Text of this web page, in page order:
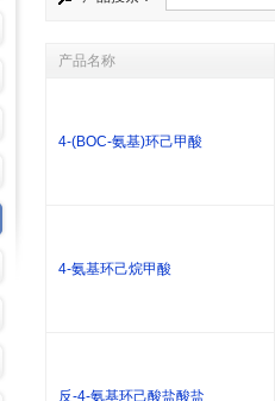
产品名称
4-(BOC-氨基)环己甲酸
4-氨基环己烷甲酸
反-4-氨基环己酸盐酸盐